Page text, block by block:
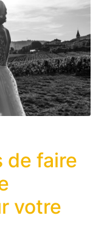
de faire
votre